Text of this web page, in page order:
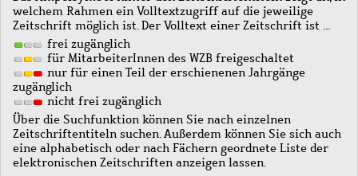
welchem Rahmen ein Volltextzugriff auf die jeweilige
Zeitschrift möglich ist. Der Volltext einer Zeitschrift ist …
frei zugänglich
für MitarbeiterInnen des WZB freigeschaltet
nur für einen Teil der erschienenen Jahrgänge
zugänglich
nicht frei zugänglich
Über die Suchfunktion können Sie nach einzelnen
Zeitschriftentiteln suchen. Außerdem können Sie sich auch
eine alphabetisch oder nach Fächern geordnete Liste der
elektronischen Zeitschriften anzeigen lassen.